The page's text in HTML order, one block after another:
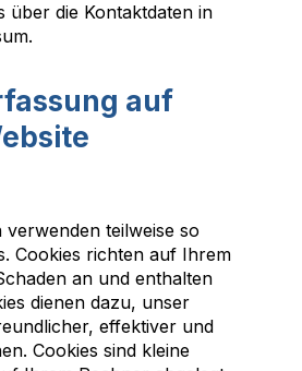
über die Kontaktdaten in
auf
verwenden teilweise so
Cookies richten auf Ihrem
an und enthalten
dienen dazu, unser
effektiver und
Cookies sind kleine